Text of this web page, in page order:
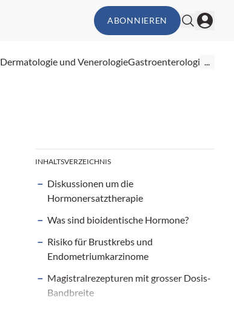
ABONNIEREN
Dermatologie und VenerologieGastroenterologie...
INHALTSVERZEICHNIS
Diskussionen um die
Hormonersatztherapie
Was sind bioidentische Hormone?
Risiko für Brustkrebs und
Endometriumkarzinome
Magistralrezepturen mit grosser Dosis-
Bandbreite